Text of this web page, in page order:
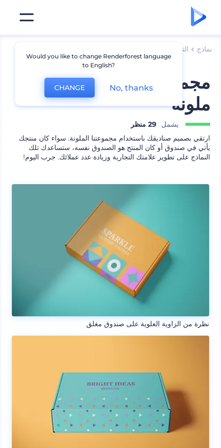
نماذج التعبئة
مجموعة نماذج صناديق
ملونة
يشمل
29 منظر
ارتقي بصميم صناديقك باستخدام مجموعتنا الملونة. سواء كان منتجك
يأتي في صندوق أو كان المنتج هو الصندوق نفسه، ستساعدك تلك
النماذج على تطوير علامتك التجارية وزيادة عدد عملائك. جرب اليوم!
نظرة من الزاوية العلوية على صندوق مغلق
Would you like to change Renderforest language
to English?
CHANGE No, thanks